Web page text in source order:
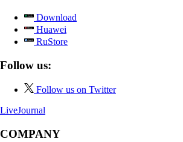
Download
Huawei
RuStore
Follow us:
Follow us on Twitter
LiveJournal
COMPANY